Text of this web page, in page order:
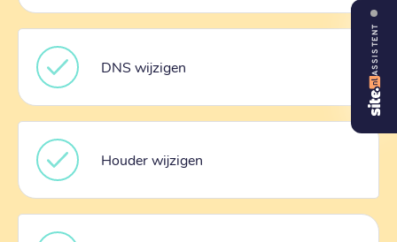
DNS wijzigen
Houder wijzigen
ASSISTENT